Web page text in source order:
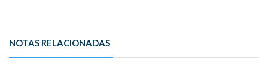
NOTAS RELACIONADAS